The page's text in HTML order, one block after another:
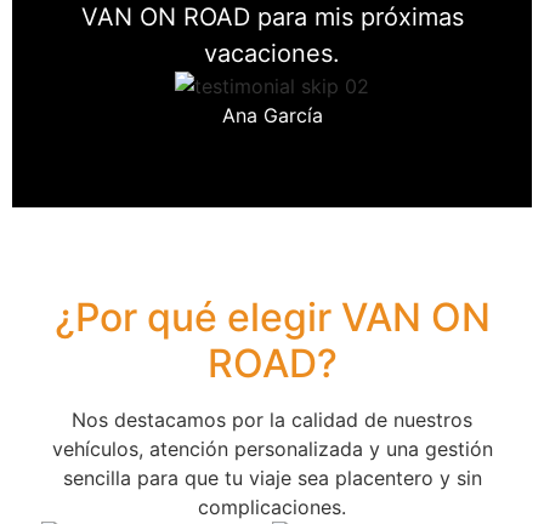
VAN ON ROAD para mis próximas
vacaciones.
Ana García
¿Por qué elegir VAN ON
ROAD?​
Nos destacamos por la calidad de nuestros
vehículos, atención personalizada y una gestión
sencilla para que tu viaje sea placentero y sin
complicaciones.​